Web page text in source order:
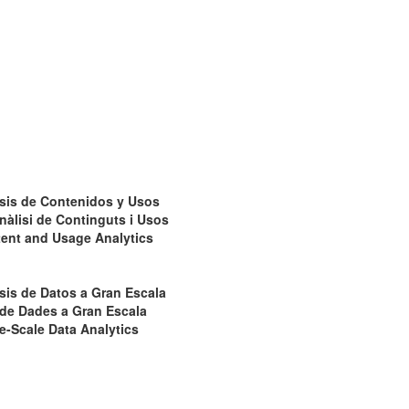
de Contenidos y Usos
de Continguts i Usos
and Usage Analytics
de Datos a Gran Escala
Dades a Gran Escala
Scale Data Analytics